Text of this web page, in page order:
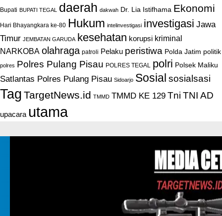
Bupati BUPATI TEGAL daerah dakwah Dr. Lia Istifhama Ekonomi
Hari Bhayangkara ke-80 Hukum intelinvestigasi investigasi Jawa
Timur JEMBATAN GARUDA kesehatan korupsi kriminal
NARKOBA olahraga patroli Pelaku peristiwa Polda Jatim politik
polres Polres Pulang Pisau POLRES TEGAL polri Polsek Maliku
Satlantas Polres Pulang Pisau Sidoarjo Sosial sosialsasi
Tag TargetNews.id TMMD TMMD KE 129 Tni TNI AD
upacara utama